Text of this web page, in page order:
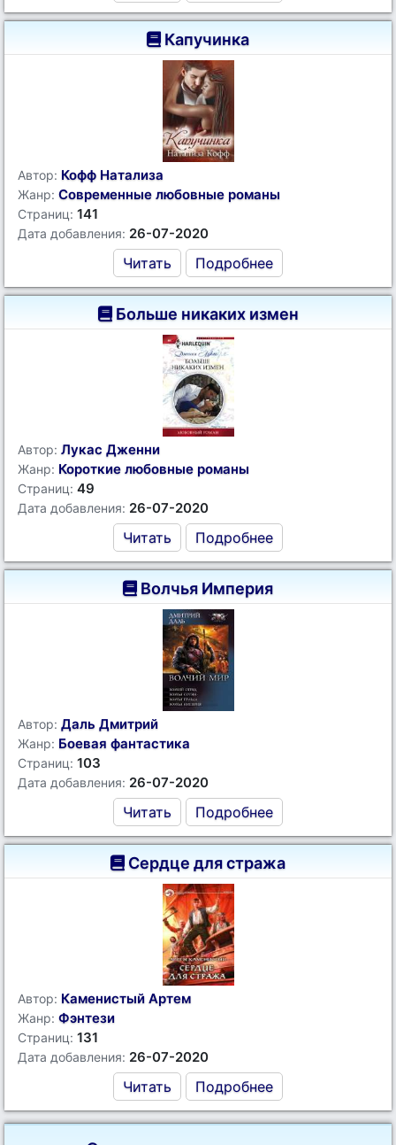
Капучинка
Автор: Кофф Натализа
Жанр: Современные любовные романы
Страниц: 141
Дата добавления: 26-07-2020
Читать Подробнее
Больше никаких измен
Автор: Лукас Дженни
Жанр: Короткие любовные романы
Страниц: 49
Дата добавления: 26-07-2020
Читать Подробнее
Волчья Империя
Автор: Даль Дмитрий
Жанр: Боевая фантастика
Страниц: 103
Дата добавления: 26-07-2020
Читать Подробнее
Сердце для стража
Автор: Каменистый Артем
Жанр: Фэнтези
Страниц: 131
Дата добавления: 26-07-2020
Читать Подробнее